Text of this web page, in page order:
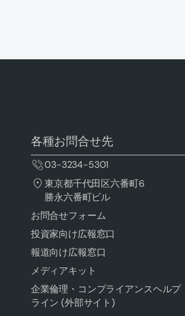
各種お問合せ先
03-3234-5301
東京都千代田区六番町6
勝永六番町ビル
お問合せフォーム
投資家向け広報窓口
報道向け広報窓口
メディアキット
企業倫理・コンプライアンスヘルプ
ライン (外部サイト)